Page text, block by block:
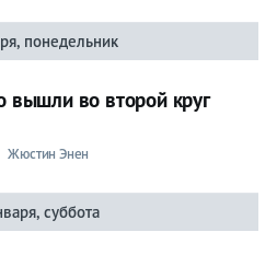
понедельник
вышли во второй круг
Жюстин Энен
суббота